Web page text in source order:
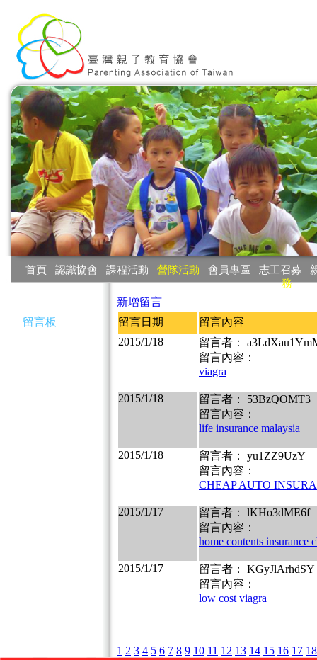
首頁 認識協會 課程活動 營隊活動 會員專區 志工召募
務
留言板
新增留言
留言日期
留言內容
2015/1/18
留言者：
留言內容：
viagra
2015/1/18
留言者： 53BzQOMT3
留言內容：
life insurance malaysia
2015/1/18
留言者： yu1ZZ9UzY
留言內容：
CHEAP AUTO
2015/1/17
留言者： lKHo3dME6f
留言內容：
home contents insurance
2015/1/17
留言者： KGyJlArhdSY
留言內容：
low cost viagra
1 2 3 4 5 6 7 8 9 10 11 12 13 14 15 16 17 18